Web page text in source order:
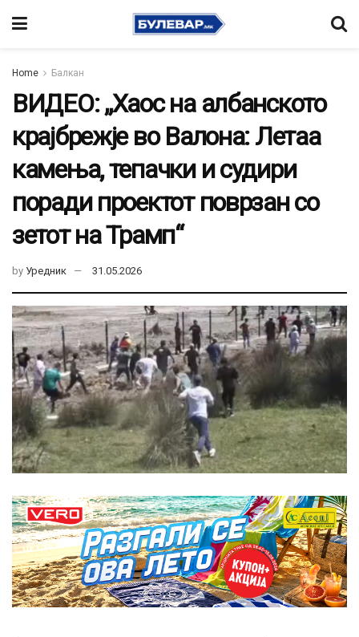
Home Балкан
ВИДЕО: „Хаос на албанското
крајбрежје во Валона: Летаа
камења, тепачки и судири
поради проектот поврзан со
зетот на Трамп“
by Уредник 31.05.2026